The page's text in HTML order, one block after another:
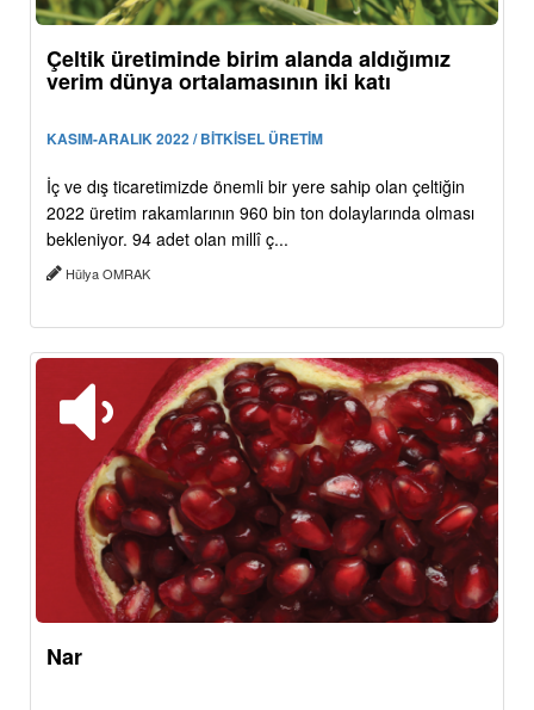
Çeltik üretiminde birim alanda aldığımız
verim dünya ortalamasının iki katı
KASIM-ARALIK 2022 / BİTKİSEL ÜRETİM
İç ve dış ticaretimizde önemli bir yere sahip olan çeltiğin
2022 üretim rakamlarının 960 bin ton dolaylarında olması
bekleniyor. 94 adet olan millî ç...
Hülya OMRAK
Nar